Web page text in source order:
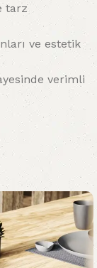
tarz
ve estetik
verimli